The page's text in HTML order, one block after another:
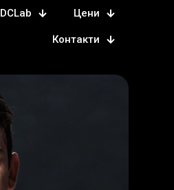
DCLab Цени
Контакти